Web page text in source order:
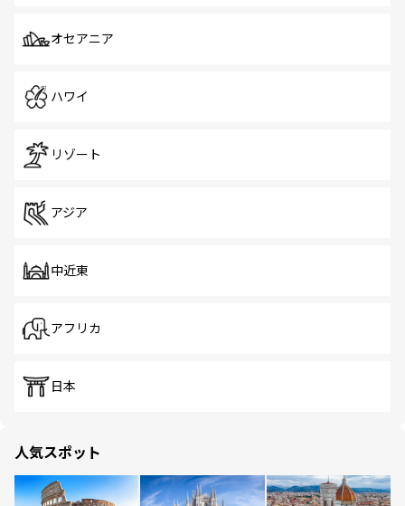
オセアニア
ハワイ
リゾート
アジア
中近東
アフリカ
日本
人気スポット